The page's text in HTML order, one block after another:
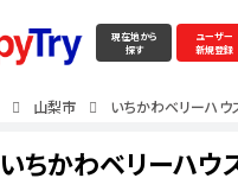
現在地から
探す
ユーザー
新規登録
山梨市 いちかわベリーハウ
いちかわベリーハウ